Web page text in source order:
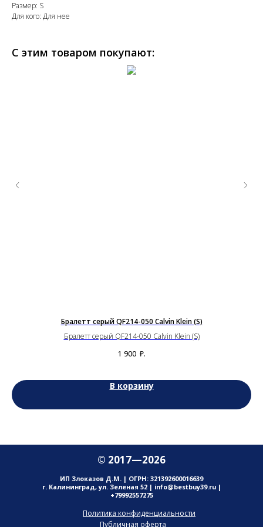
Размер: S
Для кого: Для нее
С этим товаром покупают:
Бралетт серый QF214-050 Calvin Klein (S)
Бралетт серый QF214-050 Calvin Klein (S)
1 900 ₽.
В корзину
© 2017—2026
ИП Злоказов Д.М. | ОГРН: 321392600016639
г. Калининград, ул. Зеленая 52 | info@bestbuy39.ru |
+79992557275
Политика конфиденциальности
Публичная оферта